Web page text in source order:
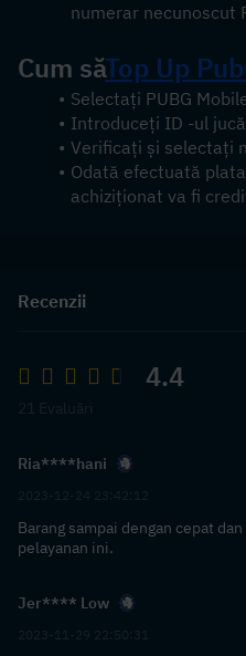
numerar necunoscut
Cum săTop Up
Selectați PUBG
Introduceți ID -ul
Verificați și selectați
Odată efectuată
achiziționat va fi
Recenzii
4.4
Ria****hani
Barang sampai dengan cepat
pelayanan ini.
Jer**** Low